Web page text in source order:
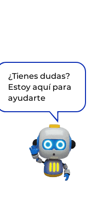
¿Tienes dudas?
Estoy aquí para
ayudarte